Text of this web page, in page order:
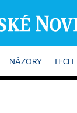
NÁZORY TECH